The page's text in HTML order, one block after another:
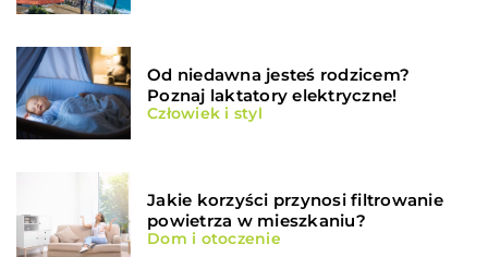
Od niedawna jesteś rodzicem?
Poznaj laktatory elektryczne!
Człowiek i styl
Jakie korzyści przynosi filtrowanie
powietrza w mieszkaniu?
Dom i otoczenie